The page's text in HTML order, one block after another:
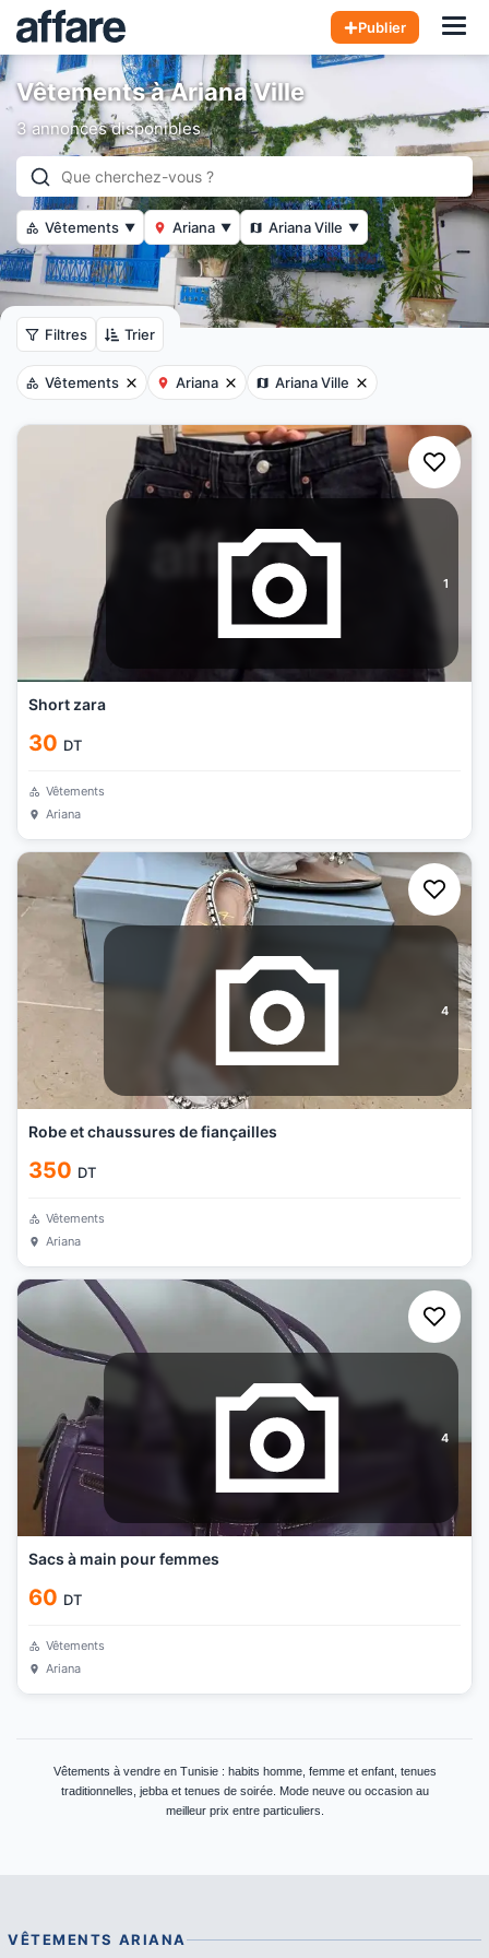
Publier
Vêtements à Ariana Ville
3 annonces disponibles
Vêtements ▼ Ariana ▼ Ariana Ville ▼
Filtres Trier
Vêtements Ariana Ariana Ville
1
Short zara
30 DT
Vêtements
Ariana
4
Robe et chaussures de fiançailles
350 DT
Vêtements
Ariana
4
Sacs à main pour femmes
60 DT
Vêtements
Ariana
Vêtements à vendre en Tunisie : habits homme, femme et enfant, tenues
traditionnelles, jebba et tenues de soirée. Mode neuve ou occasion au
meilleur prix entre particuliers.
VÊTEMENTS ARIANA